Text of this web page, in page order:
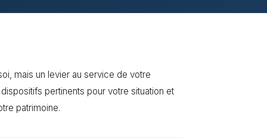
mais un levier au service de votre
pertinents pour votre situation et
patrimoine.